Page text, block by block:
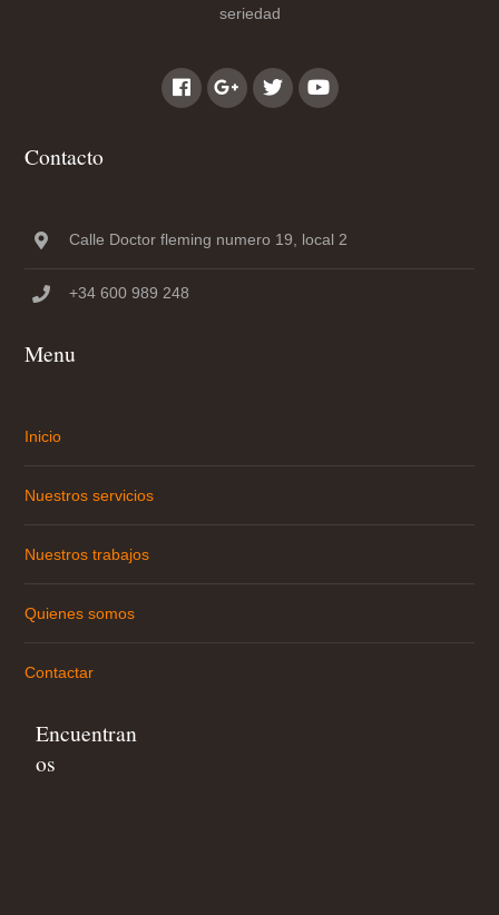
seriedad
Contacto
Calle Doctor fleming numero 19, local 2
+34 600 989 248
Menu
Inicio
Nuestros servicios
Nuestros trabajos
Quienes somos
Contactar
Encuentran
os